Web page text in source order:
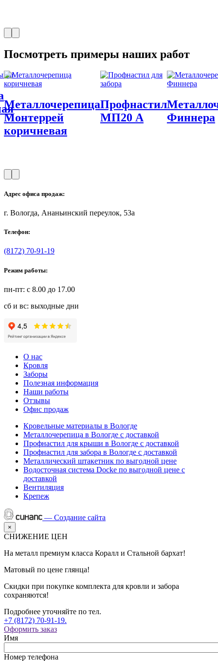
Посмотреть примеры наших работ
Металлочерепица
Монтеррей
коричневая
Профнастил
МП20 А
Финнера
Адрес офиса продаж:
г. Вологда, Ананьинский переулок, 53a
Телефон:
(8172) 70-91-19
Режим работы:
пн-пт: с 8.00 до 17.00
сб и вс: выходные дни
О нас
Кровля
Заборы
Полезная информация
Наши работы
Отзывы
Офис продаж
Кровельные материалы в Вологде
Металлочерепица в Вологде с доставкой
Профнастил для крыши в Вологде с доставкой
Профнастил для забора в Вологде с доставкой
Металлический штакетник по выгодной цене
Водосточная система Docke по выгодной цене с
доставкой
Вентиляция
Крепеж
— Создание сайта
×
СНИЖЕНИЕ ЦЕН
На металл премиум класса Коралл и Стальной бархат!
Матовый по цене глянца!
Скидки при покупке комплекта для кровли и забора
сохраняются!
Подробнее уточняйте по тел.
+7 (8172) 70-91-19.
Оформить заказ
Имя
Номер телефона